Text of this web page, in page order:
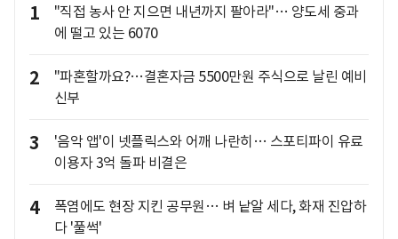
1
"직접 농사 안 지으면 내년까지 팔아라"… 양도세 중과
에 떨고 있는 6070
2
"파혼할까요?…결혼자금 5500만원 주식으로 날린 예비
신부
3
'음악 앱'이 넷플릭스와 어깨 나란히… 스포티파이 유료
이용자 3억 돌파 비결은
4
폭염에도 현장 지킨 공무원… 벼 낱알 세다, 화재 진압하
다 '풀썩'